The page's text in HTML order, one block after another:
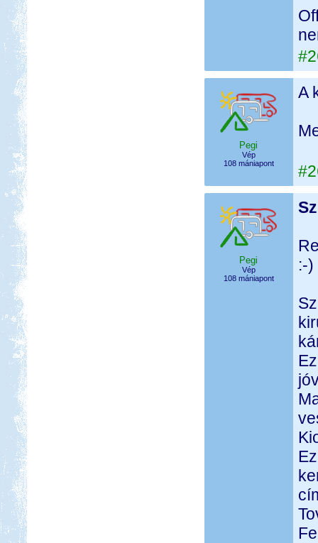
Pegi
Vép
108 mániapont
A
Pegi
Vép
108 mániapont
:-)